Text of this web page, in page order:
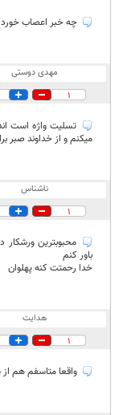
چه خبر اعصاب
مهدی دوستی
1
تسلیت واژه است
میکنم و از خداوند صبر
ناشناس
1
محبوبترین ورشکار
باور کنم
خدا رحمتت کنه پهلوان
هدایت
1
واقعا متاسفم هم